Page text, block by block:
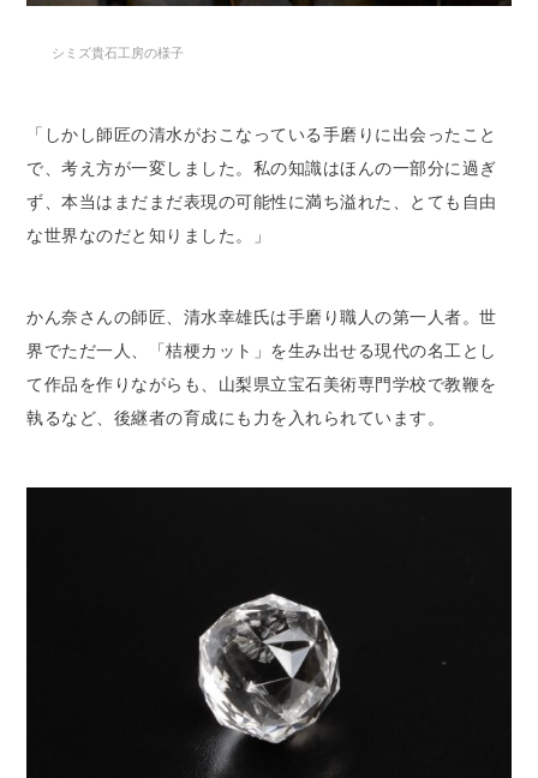
シミズ貴石工房の様子
「しかし師匠の清水がおこなっている手磨りに出会ったこと
で、考え方が一変しました。私の知識はほんの一部分に過ぎ
ず、本当はまだまだ表現の可能性に満ち溢れた、とても自由
な世界なのだと知りました。」
かん奈さんの師匠、清水幸雄氏は手磨り職人の第一人者。世
界でただ一人、「桔梗カット」を生み出せる現代の名工とし
て作品を作りながらも、山梨県立宝石美術専門学校で教鞭を
執るなど、後継者の育成にも力を入れられています。